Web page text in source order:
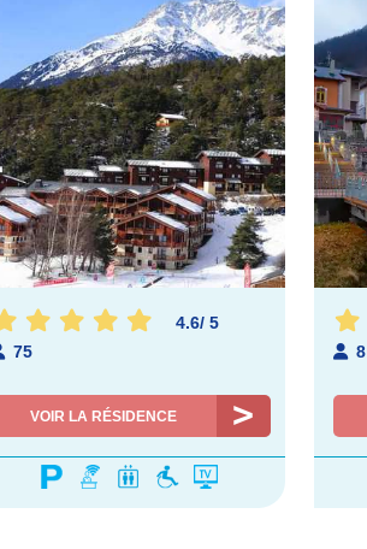
4.6/ 5
75
VOIR LA RÉSIDENCE
8